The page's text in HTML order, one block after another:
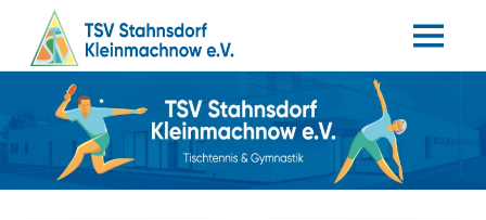
springen
TSV
Stahnsdorf
/
Tischtennis
Gymnastik
MENÜ